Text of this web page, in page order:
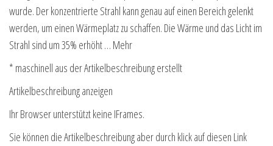
wurde. Der konzentrierte Strahl kann genau auf einen Bereich gelenkt
werden, um einen Wärmeplatz zu schaffen. Die Wärme und das Licht im
Strahl sind um 35% erhöht … Mehr
* maschinell aus der Artikelbeschreibung erstellt
Artikelbeschreibung anzeigen
Ihr Browser unterstützt keine IFrames.
Sie können die Artikelbeschreibung aber durch klick auf diesen Link